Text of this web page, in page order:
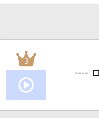
3
---- 回
----